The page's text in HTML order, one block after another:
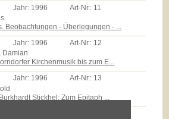
Jahr: 1996 Art-Nr.: 11
Beobachtungen - Überlegungen - ...
Jahr: 1996 Art-Nr.: 12
Damian
Kirchenmusik bis zum E...
Jahr: 1996 Art-Nr.: 13
Stickhel: Zum Epitaph ...